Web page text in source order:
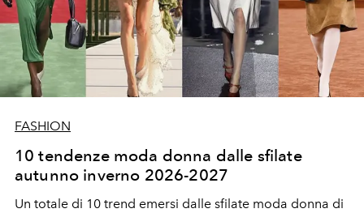
FASHION
10 tendenze moda donna dalle sfilate
autunno inverno 2026-2027
Un totale di 10 trend emersi dalle sfilate moda donna di